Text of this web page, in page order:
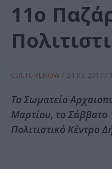
11ο
CULTURENOW / 24-03-2017 /
Tο Σωματείο
Μαρτίου, το Σάββατο
Πολιτιστικό Κέντρο